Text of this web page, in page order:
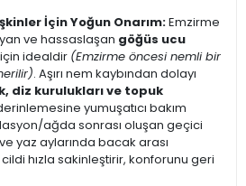
İçin Yoğun Onarım:Emzirme
ve hassaslaşan göğüs ucu
için idealdir (Emzirme öncesi nemli bir
. Aşırı nem kaybından dolayı
diz kurulukları ve topuk
yumuşatıcı bakım
ağda sonrası oluşan geçici
yaz aylarında bacak arası
hızla sakinleştirir, konforunu geri